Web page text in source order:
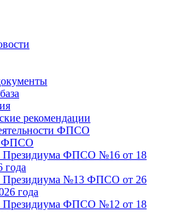
рекомендации
ФПСО
ФПСО
Президиума ФПСО №16 от 18
года
Президиума №13 ФПСО от 26
года
Президиума ФПСО №12 от 18